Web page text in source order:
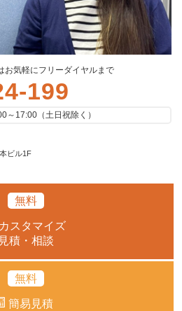
お気軽にフリーダイヤルまで
ビル1F
199
～17:00（土日祝除く）
無料
カスタマイズ
見積・相談
無料
簡易見積